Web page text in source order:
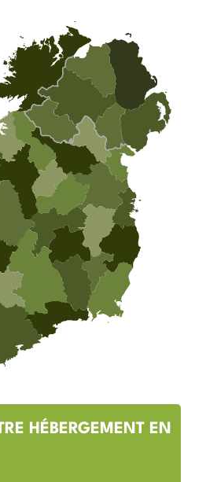
HÉBERGEMENT EN